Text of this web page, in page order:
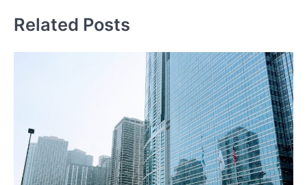
Related Posts